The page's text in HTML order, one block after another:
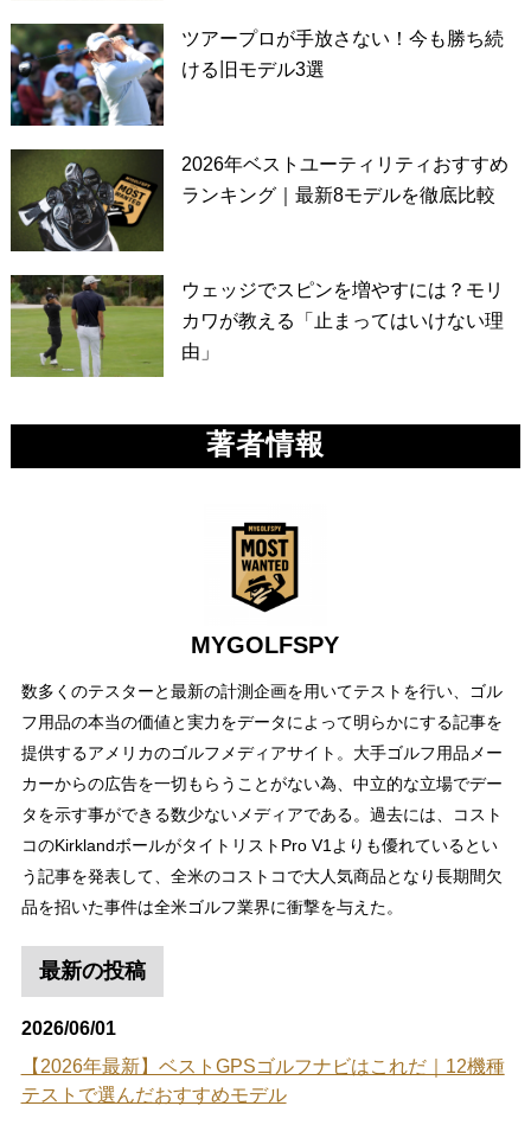
ツアープロが手放さない！今も勝ち続
ける旧モデル3選
2026年ベストユーティリティおすすめ
ランキング｜最新8モデルを徹底比較
ウェッジでスピンを増やすには？モリ
カワが教える「止まってはいけない理
由」
著者情報
MYGOLFSPY
数多くのテスターと最新の計測企画を用いてテストを行い、ゴル
フ用品の本当の価値と実力をデータによって明らかにする記事を
提供するアメリカのゴルフメディアサイト。大手ゴルフ用品メー
カーからの広告を一切もらうことがない為、中立的な立場でデー
タを示す事ができる数少ないメディアである。過去には、コスト
コのKirklandボールがタイトリストPro V1よりも優れているとい
う記事を発表して、全米のコストコで大人気商品となり長期間欠
品を招いた事件は全米ゴルフ業界に衝撃を与えた。
最新の投稿
2026/06/01
【2026年最新】ベストGPSゴルフナビはこれだ｜12機種
テストで選んだおすすめモデル